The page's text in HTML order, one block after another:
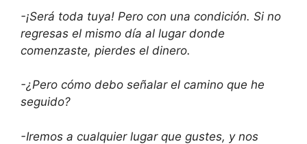
-¡Será toda tuya! Pero con una condición. Si no
regresas el mismo día al lugar donde
comenzaste, pierdes el dinero.
-¿Pero cómo debo señalar el camino que he
seguido?
-Iremos a cualquier lugar que gustes, y nos